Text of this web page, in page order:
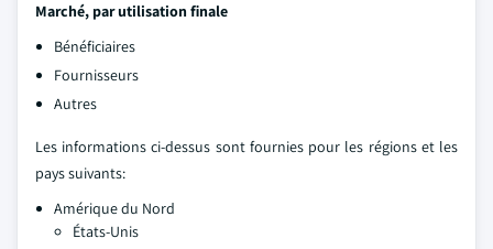
Marché, par utilisation finale
Bénéficiaires
Fournisseurs
Autres
Les informations ci-dessus sont fournies pour les régions et les
pays suivants:
Amérique du Nord
États-Unis